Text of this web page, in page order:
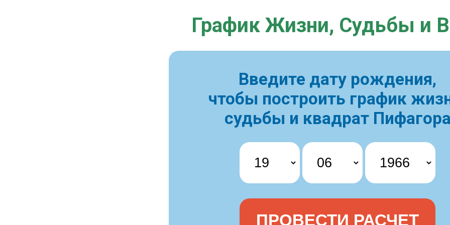
График Жизни, Судьбы и
Введите дату рождения,
чтобы построить график
судьбы и квадрат Пифагора
ПРОВЕСТИ РАСЧЕТ